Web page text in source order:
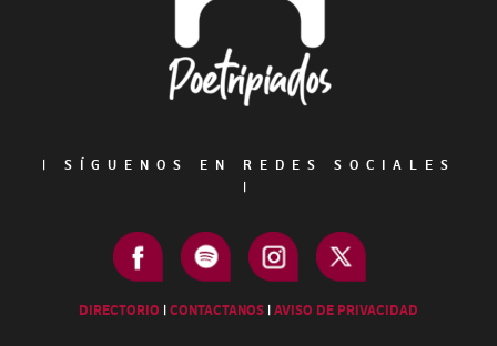
|
SÍGUENOS EN REDES SOCIALES
|
DIRECTORIO |CONTACTANOS |AVISO DE PRIVACIDAD